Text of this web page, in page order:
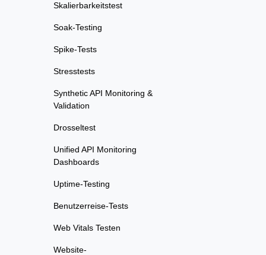
Skalierbarkeitstest
Soak-Testing
Spike-Tests
Stresstests
Synthetic API Monitoring &
Validation
Drosseltest
Unified API Monitoring
Dashboards
Uptime-Testing
Benutzerreise-Tests
Web Vitals Testen
Website-